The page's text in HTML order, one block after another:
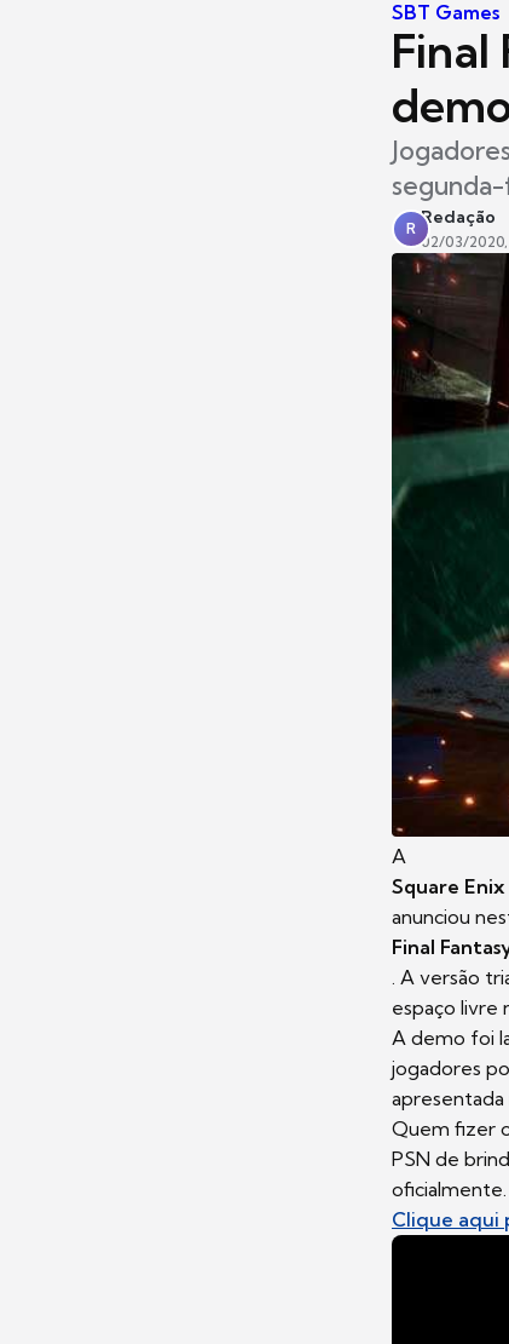
SBT Games
Final
R
Redação
02/03/2020,
A
Square Enix
anunciou
Final
. A versão
espaço livre
A demo foi
jogadores
apresentada
Quem fizer
PSN de
oficialmente.
Clique aqui